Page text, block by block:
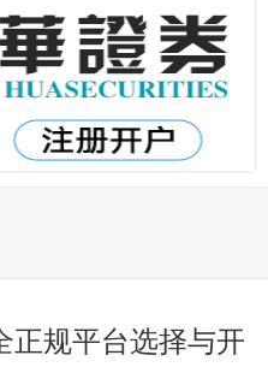
正规平台选择与开